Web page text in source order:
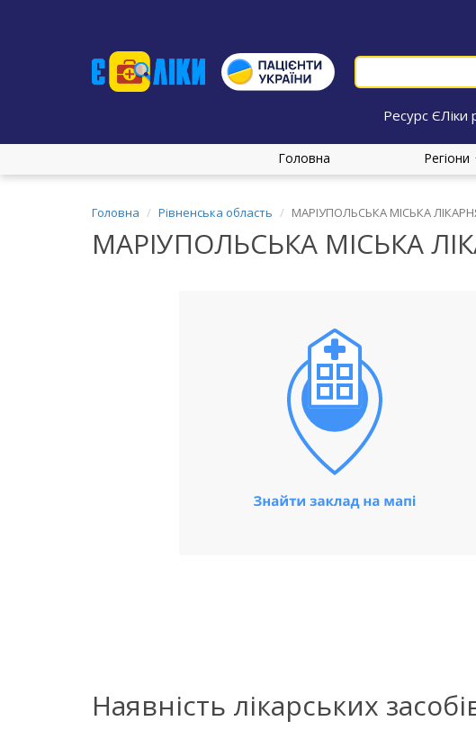
Ресурс ЄЛіки
Головна Регіони
Головна Рівненська область МАРІУПОЛЬСЬКА МІСЬКА
МАРІУПОЛЬСЬКА МІСЬКА
Наявність лікарських